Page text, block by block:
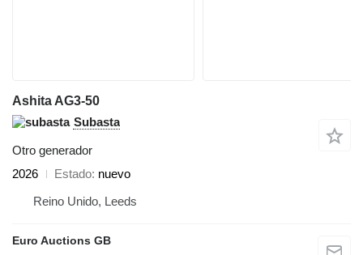
Ashita AG3-50
Subasta
Otro generador
2026
Estado nuevo
Reino Unido, Leeds
Euro Auctions GB